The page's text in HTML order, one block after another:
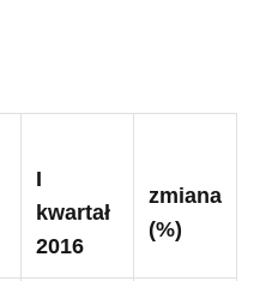
I
kwartał
2016
zmiana
(%)